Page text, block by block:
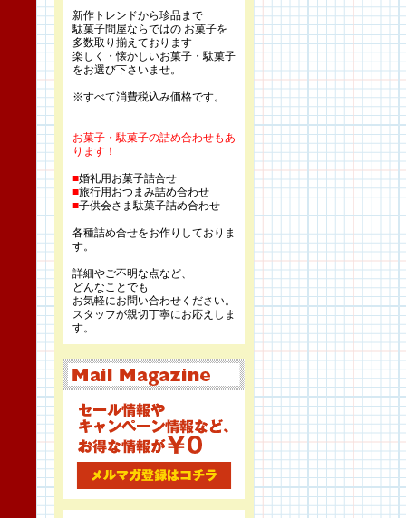
新作トレンドから珍品まで
駄菓子問屋ならではの お菓子を
多数取り揃えております
楽しく・懐かしいお菓子・駄菓子
をお選び下さいませ。
※すべて消費税込み価格です。
お菓子・駄菓子の詰め合わせもあ
ります！
■婚礼用お菓子詰合せ
■旅行用おつまみ詰め合わせ
■子供会さま駄菓子詰め合わせ
各種詰め合せをお作りしておりま
す。
詳細やご不明な点など、
どんなことでも
お気軽にお問い合わせください。
スタッフが親切丁寧にお応えしま
す。